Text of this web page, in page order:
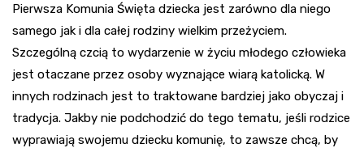
Pierwsza Komunia Święta dziecka jest zarówno dla niego
samego jak i dla całej rodziny wielkim przeżyciem.
Szczególną czcią to wydarzenie w życiu młodego człowieka
jest otaczane przez osoby wyznające wiarą katolicką. W
innych rodzinach jest to traktowane bardziej jako obyczaj i
tradycja. Jakby nie podchodzić do tego tematu, jeśli rodzice
wyprawiają swojemu dziecku komunię, to zawsze chcą, by